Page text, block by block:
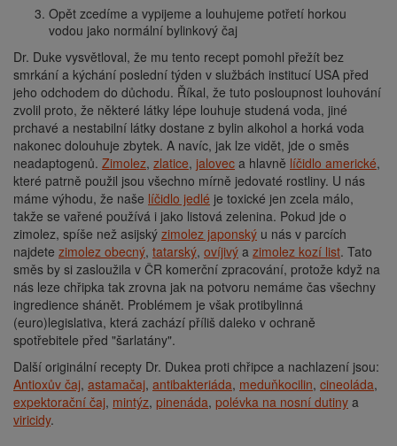
Opět zcedíme a vypijeme a louhujeme potřetí horkou
vodou jako normální bylinkový čaj
Dr. Duke vysvětloval, že mu tento recept pomohl přežít bez
smrkání a kýchání poslední týden v službách institucí USA před
jeho odchodem do důchodu. Říkal, že tuto posloupnost louhování
zvolil proto, že některé látky lépe louhuje studená voda, jiné
prchavé a nestabilní látky dostane z bylin alkohol a horká voda
nakonec dolouhuje zbytek. A navíc, jak lze vidět, jde o směs
neadaptogenů. Zimolez, zlatice, jalovec a hlavně líčidlo americké,
které patrně použil jsou všechno mírně jedovaté rostliny. U nás
máme výhodu, že naše líčidlo jedlé je toxické jen zcela málo,
takže se vařené používá i jako listová zelenina. Pokud jde o
zimolez, spíše než asijský zimolez japonský u nás v parcích
najdete zimolez obecný, tatarský, ovíjivý a zimolez kozí list. Tato
směs by si zasloužila v ČR komerční zpracování, protože když na
nás leze chřipka tak zrovna jak na potvoru nemáme čas všechny
ingredience shánět. Problémem je však protibylinná
(euro)legislativa, která zachází příliš daleko v ochraně
spotřebitele před "šarlatány".
Další originální recepty Dr. Dukea proti chřipce a nachlazení jsou:
Antioxův čaj, astamačaj, antibakteriáda, meduňkocilin, cineoláda,
expektorační čaj, mintýz, pinenáda, polévka na nosní dutiny a
viricidy.